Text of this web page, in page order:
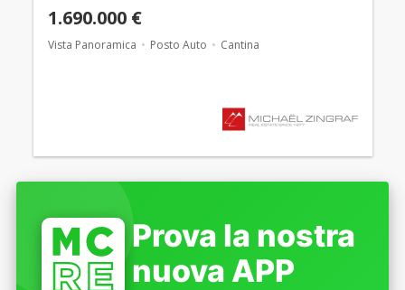
1.690.000 €
Vista Panoramica Posto Auto Cantina
Prova la nostra
nuova APP